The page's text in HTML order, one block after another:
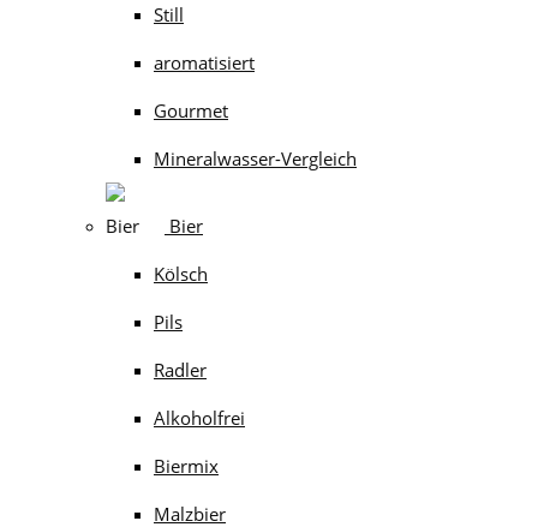
Still
aromatisiert
Gourmet
Mineralwasser-Vergleich
Bier
Kölsch
Pils
Radler
Alkoholfrei
Biermix
Malzbier